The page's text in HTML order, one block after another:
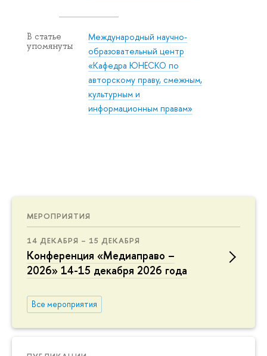
МЕРОПРИЯТИЯ
14 ДЕКАБРЯ – 15 ДЕКАБРЯ
Конференция «Медиаправо –
2026» 14-15 декабря 2026 года
Все мероприятия
В статье
упомянуты
Международный научно-
образовательный центр
«Кафедра ЮНЕСКО по
авторскому праву, смежным,
культурным и
информационным правам»